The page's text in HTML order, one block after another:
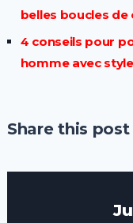
belles boucles de
4 conseils pour
homme avec style
Share this post